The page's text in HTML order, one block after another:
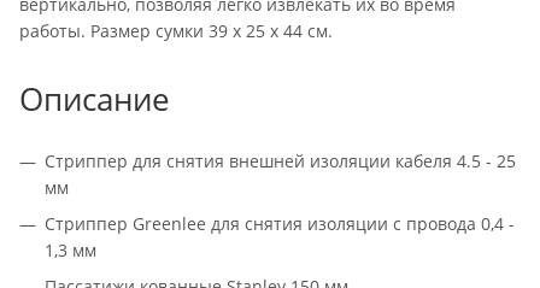
вертикально, позволяя легко извлекать их во время
работы. Размер сумки 39 х 25 х 44 см.
Описание
Стриппер для снятия внешней изоляции кабеля 4.5 - 25
мм
Стриппер Greenlee для снятия изоляции с провода 0,4 -
1,3 мм